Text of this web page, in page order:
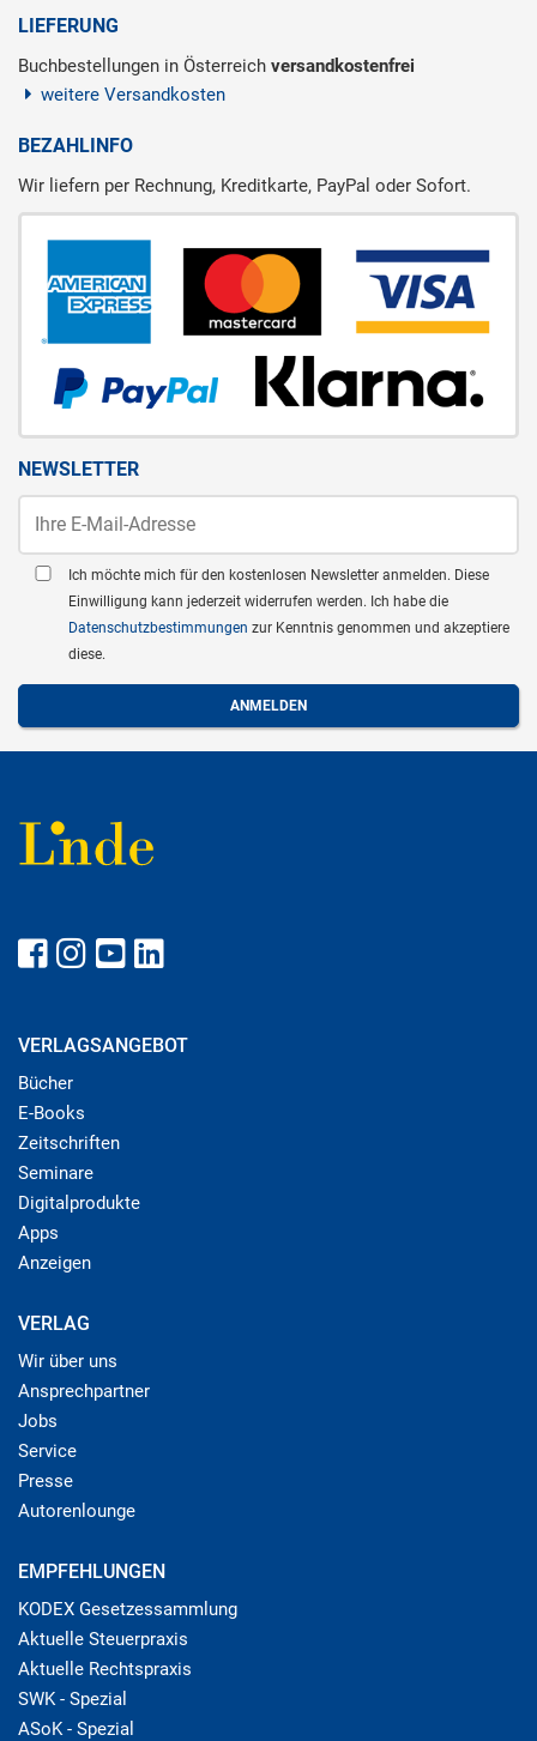
LIEFERUNG
Buchbestellungen in Österreich versandkostenfrei
weitere Versandkosten
BEZAHLINFO
Wir liefern per Rechnung, Kreditkarte, PayPal oder Sofort.
NEWSLETTER
Ich möchte mich für den kostenlosen Newsletter anmelden. Diese
Einwilligung kann jederzeit widerrufen werden. Ich habe die
Datenschutzbestimmungen zur Kenntnis genommen und akzeptiere
diese.
VERLAGSANGEBOT
Bücher
E-Books
Zeitschriften
Seminare
Digitalprodukte
Apps
Anzeigen
VERLAG
Wir über uns
Ansprechpartner
Jobs
Service
Presse
Autorenlounge
EMPFEHLUNGEN
KODEX Gesetzessammlung
Aktuelle Steuerpraxis
Aktuelle Rechtspraxis
SWK - Spezial
ASoK - Spezial